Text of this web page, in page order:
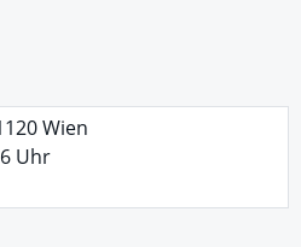
Wien
Uhr